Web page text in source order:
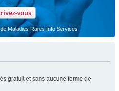
vous
Maladies Rares Info Services
gratuit et sans aucune forme de